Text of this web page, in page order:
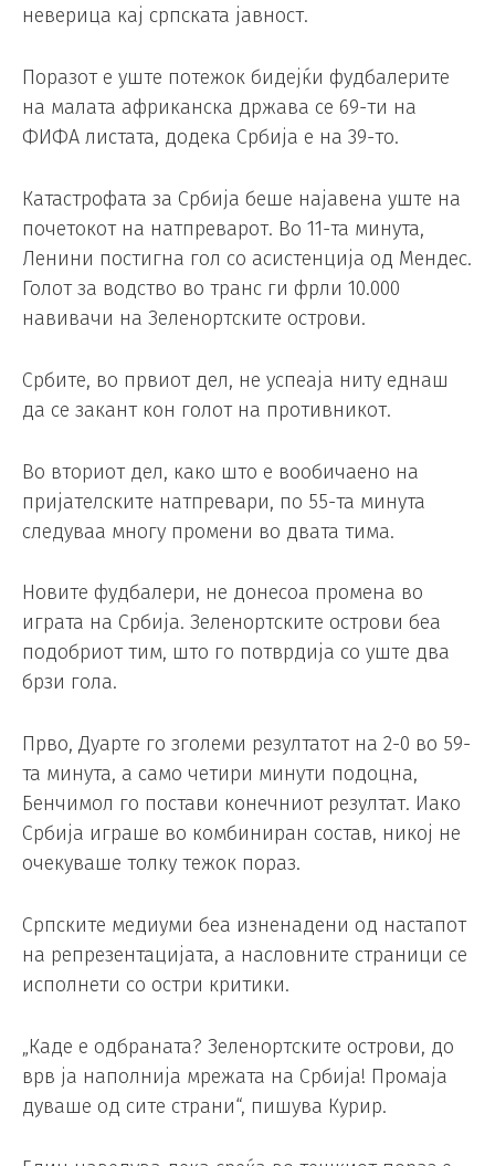
неверица кај српската јавност.
Поразот е уште потежок бидејќи фудбалерите
на малата африканска држава се 69-ти на
ФИФА листата, додека Србија е на 39-то.
Катастрофата за Србија беше најавена уште на
почетокот на натпреварот. Во 11-та минута,
Ленини постигна гол со асистенција од Мендес.
Голот за водство во транс ги фрли 10.000
навивачи на Зеленортските острови.
Србите, во првиот дел, не успеаја ниту еднаш
да се закант кон голот на противникот.
Во вториот дел, како што е вообичаено на
пријателските натпревари, по 55-та минута
следуваа многу промени во двата тима.
Новите фудбалери, не донесоа промена во
играта на Србија. Зеленортските острови беа
подобриот тим, што го потврдија со уште два
брзи гола.
Прво, Дуарте го зголеми резултатот на 2-0 во 59-
та минута, а само четири минути подоцна,
Бенчимол го постави конечниот резултат. Иако
Србија играше во комбиниран состав, никој не
очекуваше толку тежок пораз.
Српските медиуми беа изненадени од настапот
на репрезентацијата, а насловните страници се
исполнети со остри критики.
„Каде е одбраната? Зеленортските острови, до
врв ја наполнија мрежата на Србија! Промаја
дуваше од сите страни“, пишува Курир.